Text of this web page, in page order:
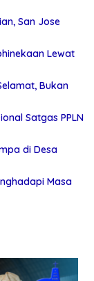
San Jose
Lewat
Bukan
Satgas PPLN
di Desa
Masa